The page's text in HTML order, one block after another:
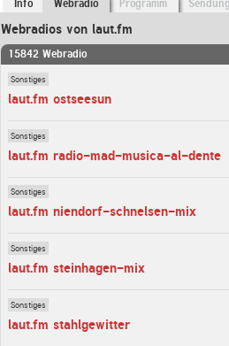
Info Webradio Programm
Webradios von laut.fm
15842 Webradio
Sonstiges
laut.fm ostseesun
Sonstiges
laut.fm radio-mad-musica-al-dente
Sonstiges
laut.fm niendorf-schnelsen-mix
Sonstiges
laut.fm steinhagen-mix
Sonstiges
laut.fm stahlgewitter